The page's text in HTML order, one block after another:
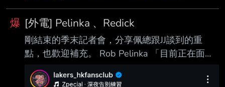
爆 [外電] Pelinka 、Redick
剛結束的季末記者會，分享佩總跟JJ談到的重
點，也歡迎補充。 Rob Pelinka 「目前正在面試
助理GM，預計會聘請兩位，ㄧ位負責協助選
秀、球員發展，另一位負責薪 資與策略規劃，